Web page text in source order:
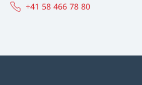
+41 58 466 78 80